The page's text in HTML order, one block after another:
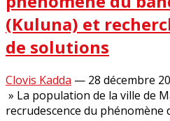
(Kuluna) et
de solutions
Clovis Kadda — 28 décembre
» La population de la ville de
recrudescence du